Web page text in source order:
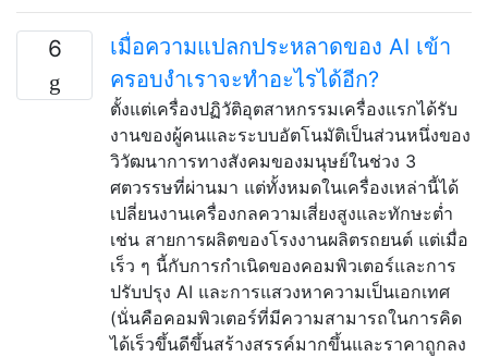
6
เมื่อความแปลกประหลาดของ AI เข้า
ครอบงำเราจะทำอะไรได้อีก?
ตั้งแต่เครื่องปฏิวัติอุตสาหกรรมเครื่องแรกได้รับ
งานของผู้คนและระบบอัตโนมัติเป็นส่วนหนึ่งของ
วิวัฒนาการทางสังคมของมนุษย์ในช่วง 3
ศตวรรษที่ผ่านมา แต่ทั้งหมดในเครื่องเหล่านี้ได้
เปลี่ยนงานเครื่องกลความเสี่ยงสูงและทักษะต่ำ
เช่น สายการผลิตของโรงงานผลิตรถยนต์ แต่เมื่อ
เร็ว ๆ นี้กับการกำเนิดของคอมพิวเตอร์และการ
ปรับปรุง AI และการแสวงหาความเป็นเอกเทศ
(นั่นคือคอมพิวเตอร์ที่มีความสามารถในการคิด
ได้เร็วขึ้นดีขึ้นสร้างสรรค์มากขึ้นและราคาถูกลง